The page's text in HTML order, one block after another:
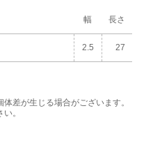
幅 長さ
2.5 27
差が生じる場合がございます。
。